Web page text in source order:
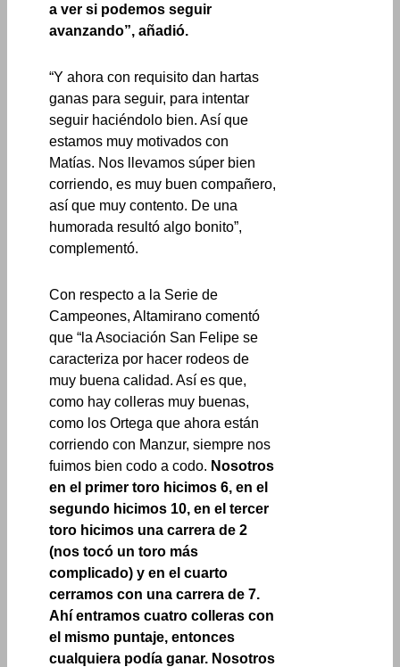
a ver si podemos seguir
avanzando”, añadió.
“Y ahora con requisito dan hartas
ganas para seguir, para intentar
seguir haciéndolo bien. Así que
estamos muy motivados con
Matías. Nos llevamos súper bien
corriendo, es muy buen compañero,
así que muy contento. De una
humorada resultó algo bonito”,
complementó.
Con respecto a la Serie de
Campeones, Altamirano comentó
que “la Asociación San Felipe se
caracteriza por hacer rodeos de
muy buena calidad. Así es que,
como hay colleras muy buenas,
como los Ortega que ahora están
corriendo con Manzur, siempre nos
fuimos bien codo a codo. Nosotros
en el primer toro hicimos 6, en el
segundo hicimos 10, en el tercer
toro hicimos una carrera de 2
(nos tocó un toro más
complicado) y en el cuarto
cerramos con una carrera de 7.
Ahí entramos cuatro colleras con
el mismo puntaje, entonces
cualquiera podía ganar. Nosotros